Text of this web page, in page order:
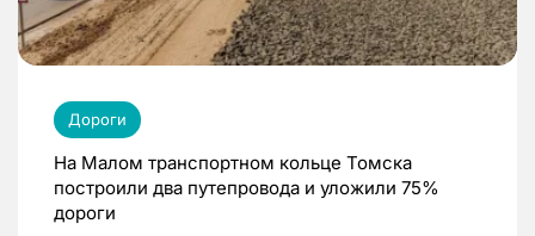
Дороги
На Малом транспортном кольце Томска
построили два путепровода и уложили 75%
дороги